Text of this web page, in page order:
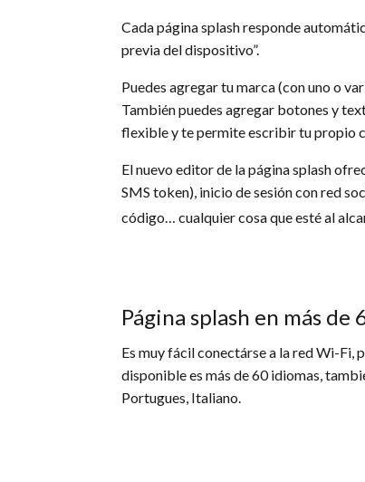
Cada página splash responde
previa del dispositivo”.
Puedes agregar tu marca (con uno o
También puedes agregar botones y
flexible y te permite escribir tu propio
El nuevo editor de la página splash
SMS token), inicio de sesión con red
código… cualquier cosa que esté al
Página splash en más de
Es muy fácil conectárse a la red Wi-Fi,
disponible es más de 60 idiomas,
Portugues, Italiano.